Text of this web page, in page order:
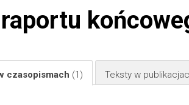
raportu
czasopismach (1) Teksty w